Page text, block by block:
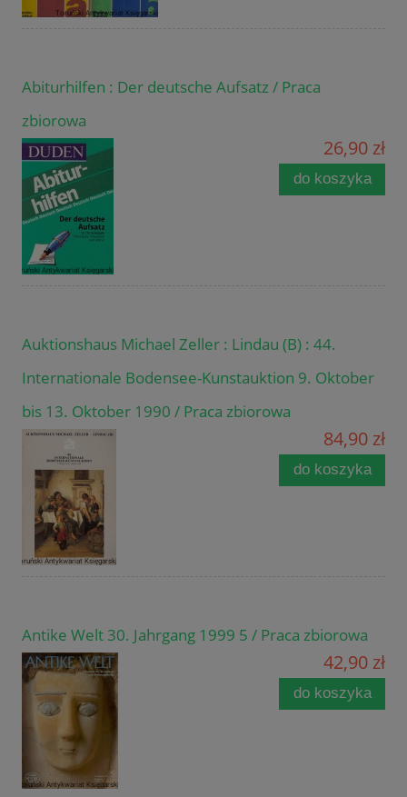
Abiturhilfen : Der deutsche Aufsatz / Praca
zbiorowa
26,90 zł
do koszyka
Auktionshaus Michael Zeller : Lindau (B) : 44.
Internationale Bodensee-Kunstauktion 9. Oktober
bis 13. Oktober 1990 / Praca zbiorowa
84,90 zł
do koszyka
Antike Welt 30. Jahrgang 1999 5 / Praca zbiorowa
42,90 zł
do koszyka